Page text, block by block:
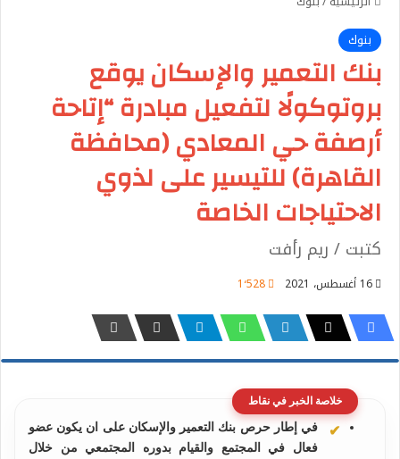
بنوك
بنك التعمير والإسكان يوقع
بروتوكولًا لتفعيل مبادرة “إتاحة
أرصفة حي المعادي (محافظة
القاهرة) للتيسير على لذوي
الاحتياجات الخاصة
كتبت / ريم رأفت
16 أغسطس، 2021 1٬528
خلاصة الخبر في نقاط
في إطار حرص بنك التعمير والإسكان على ان يكون ﻋﻀﻮ
ﻓﻌﺎل ﻓﻲ المجتمع والقيام بدوره المجتمعي من خلال